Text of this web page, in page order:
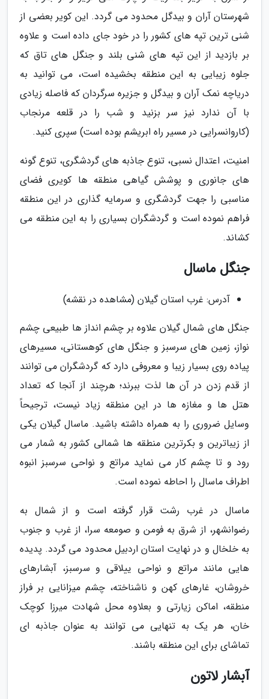
شهرستان آران و بیدگل محدود می گردد. این کویر بعضی از
شنی ترین تپه های کشور را در خود جای داده است و علاوه
بر بازدید از این تپه های شنی بلند و جنگل های تاق که
جلوه زیبایی به این منطقه بخشیده است، می توانید به
دریاچه نمک آران و بیدگل و جزیره سرگردان که فاصله زیادی
با آن ندارد نیز سر بزنید و شب را در قلعه مرنجاب
(کاروانسرایی در مسیر راه ابریشم بوده است) سپری کنید.
امنیت، اعتدال نسبی، تنوع جاذبه های گردشگری، تنوع گونه
های جانوری و پوشش گیاهی منطقه ها کویری فضای
مناسبی را جهت گردشگری و سرمایه گذاری در این منطقه
فراهم نموده است و گردشگران بسیاری را به این منطقه می
کشاند.
جنگل ماسال
آدرس: غرب استان گیلان (مشاهده در نقشه)
جنگل های شمال گیلان علاوه بر چشم انداز ها طبیعی چشم
نواز، زمین های سرسبز و جنگل های کوهستانی، مسیرهای
پیاده روی بسیار زیبا و معروفی دارد که گردشگران می توانند
از قدم زدن در آن ها لذت ببرند؛ هرچند از آنجا که تعداد
هتل ها و مغازه ها در این منطقه زیاد نیست، ترجیحاً
وسایل ضروری را به همراه داشته باشید. ماسال گیلان یکی
از زیباترین و بکرترین منطقه ها شمالی کشور به شمار می
رود و تا چشم کار می نماید مراتع و نواحی سرسبز انبوه
اطراف ماسال را احاطه نموده است.
ماسال در غرب رشت قرار گرفته است و از شمال به
رضوانشهر، از شرق به فومن و صومعه سرا، از غرب و جنوب
به خلخال و در نهایت استان اردبیل محدود می گردد. پدیده
هایی مانند مراتع و نواحی ییلاقی و سرسبز، آبشارهای
خروشان، غارهای کهن و ناشناخته، چشم میزانایی بر فراز
منطقه، اماکن زیارتی و بعلاوه محل شهادت میرزا کوچک
خان، هر یک به تنهایی می توانند به عنوان جاذبه ای
تماشای برای این منطقه باشند.
آبشار لاتون